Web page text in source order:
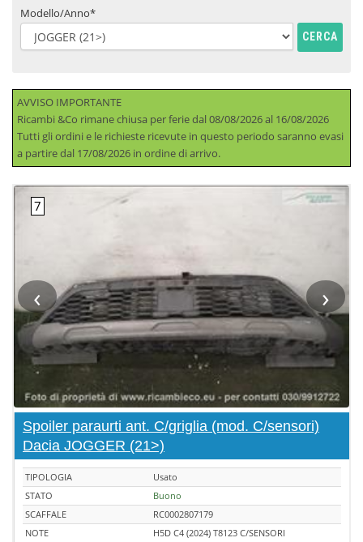
Modello/Anno*
CERCA
AVVISO IMPORTANTE
Ricambi &Co rimane chiusa per ferie dal 08/08/2026 al 16/08/2026
Tutti gli ordini e le richieste ricevute in questo periodo saranno evasi
a partire dal 17/08/2026 in ordine di arrivo.
‹ ›
Spoiler paraurti ant. C/griglia (mod. C/sensori)
Dacia JOGGER (21>)
TIPOLOGIA
Usato
STATO
Buono
SCAFFALE
RC0002807179
NOTE
H5D C4 (2024) T8123 C/SENSORI